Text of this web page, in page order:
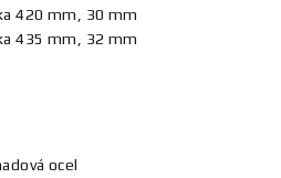
420 mm, 30 mm
435 mm, 32 mm
ocel